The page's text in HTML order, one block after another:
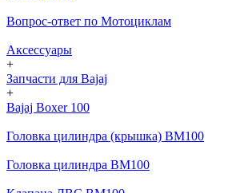
Вопрос-ответ по Мотоциклам
Аксессуары
+
Запчасти для Bajaj
+
Bajaj Boxer 100
Головка цилиндра (крышка) BM100
Головка цилиндра BM100